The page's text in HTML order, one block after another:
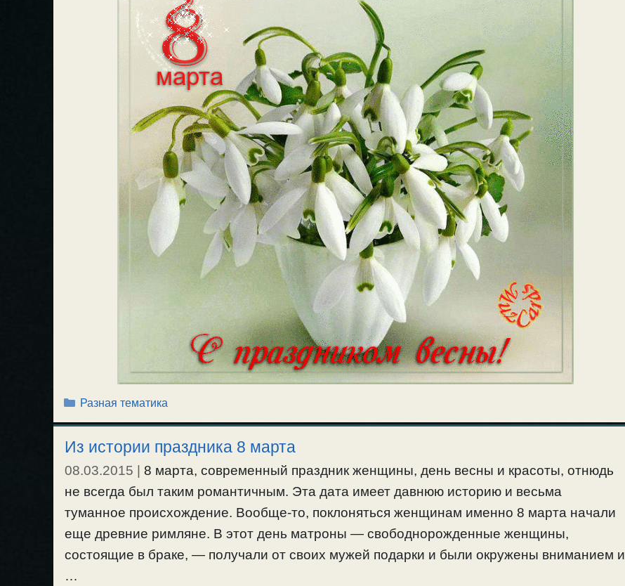
Рубрики
Разная тематика
Из истории праздника 8 марта
08.03.2015
8 марта, современный праздник женщины, день весны и красоты, отнюдь
не всегда был таким романтичным. Эта дата имеет давнюю историю и весьма
туманное происхождение. Вообще-то, поклоняться женщинам именно 8 марта начали
еще древние римляне. В этот день матроны — свободнорожденные женщины,
состоящие в браке, — получали от своих мужей подарки и были окружены вниманием и
…